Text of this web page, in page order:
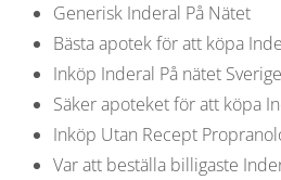
Generisk Inderal På Nätet
Bästa apotek för att köpa
Inköp Inderal På nätet Sverige
Säker apoteket för att köpa
Inköp Utan Recept
Var att beställa billigaste